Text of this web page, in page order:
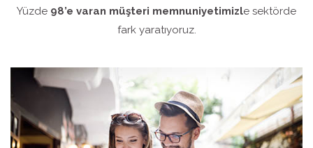
Yüzde 98’e varan müşteri memnuniyetimizle sektörde
fark yaratıyoruz.